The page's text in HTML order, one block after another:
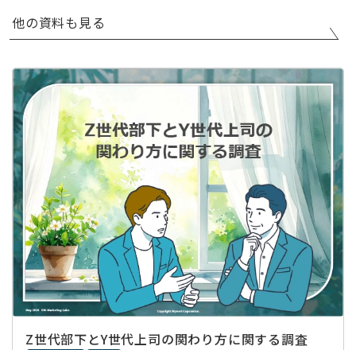
他の資料も見る
Z世代部下とY世代上司の関わり方に関する調査